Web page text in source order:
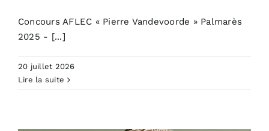
Pierre Vandevoorde »
Concours AFLEC « Pierre Vandevoorde » Palmarès
2025 - [...]
20 juillet 2026
Lire la suite